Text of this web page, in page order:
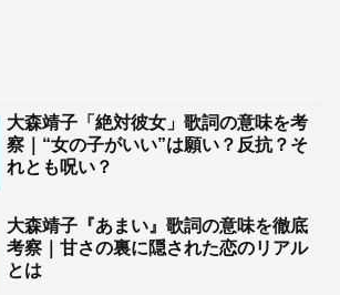
大森靖子「絶対彼女」歌詞の意味を考
察｜“女の子がいい”は願い？反抗？そ
れとも呪い？
大森靖子『あまい』歌詞の意味を徹底
考察｜甘さの裏に隠された恋のリアル
とは